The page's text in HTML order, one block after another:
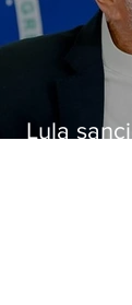
Lula